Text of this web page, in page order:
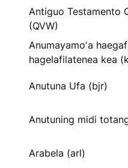
Antiguo Testamento
(QVW)
Anumayamoʼa
hagelafilatenea kea
Anutuna Ufa (bjr)
Anutuning midi
Arabela (arl)